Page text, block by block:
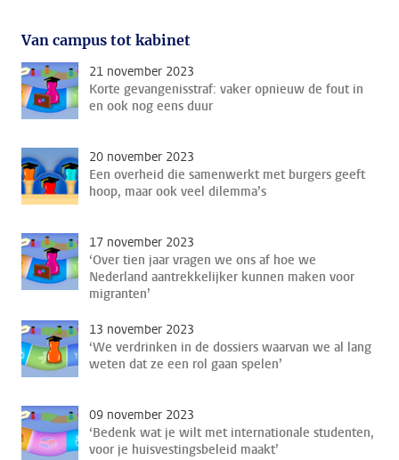
Van campus tot kabinet
21 november 2023
Korte gevangenisstraf: vaker opnieuw de fout in
en ook nog eens duur
20 november 2023
Een overheid die samenwerkt met burgers geeft
hoop, maar ook veel dilemma’s
17 november 2023
‘Over tien jaar vragen we ons af hoe we
Nederland aantrekkelijker kunnen maken voor
migranten’
13 november 2023
‘We verdrinken in de dossiers waarvan we al lang
weten dat ze een rol gaan spelen’
09 november 2023
‘Bedenk wat je wilt met internationale studenten,
voor je huisvestingsbeleid maakt’